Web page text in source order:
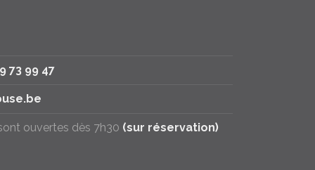
73 99 47
ouvertes dès 7h30 (sur réservation)